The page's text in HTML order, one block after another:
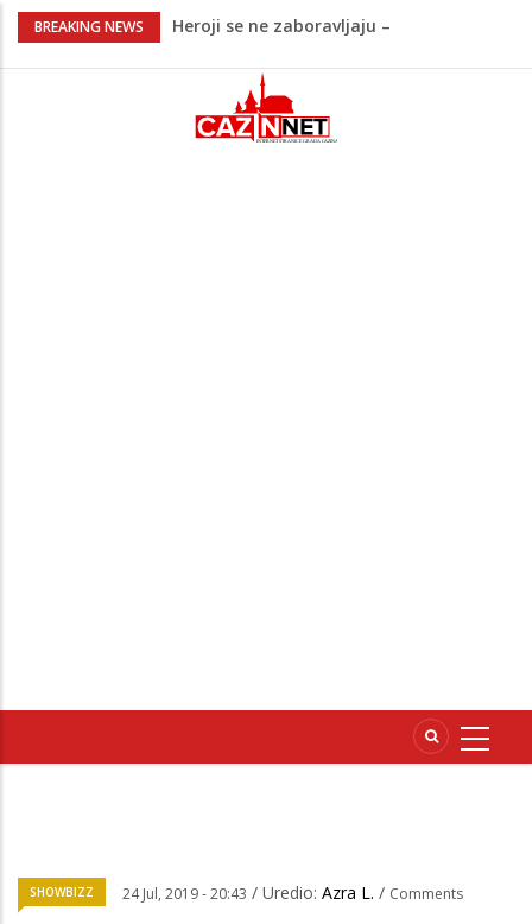
BREAKING NEWS
Heroji se ne zaboravljaju –
Video/ Severina prekinula koncert i
poslala poruku o Srebrenici: Kad svi
SHOWBIZZ 24 Jul, 2019 - 20:43 / Uredio: Azra L. / Comments